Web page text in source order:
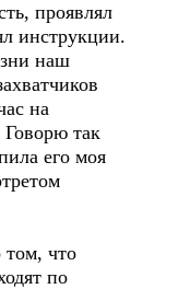
проявлял
инструкции.
наш
на
Говорю так
его моя
что
по